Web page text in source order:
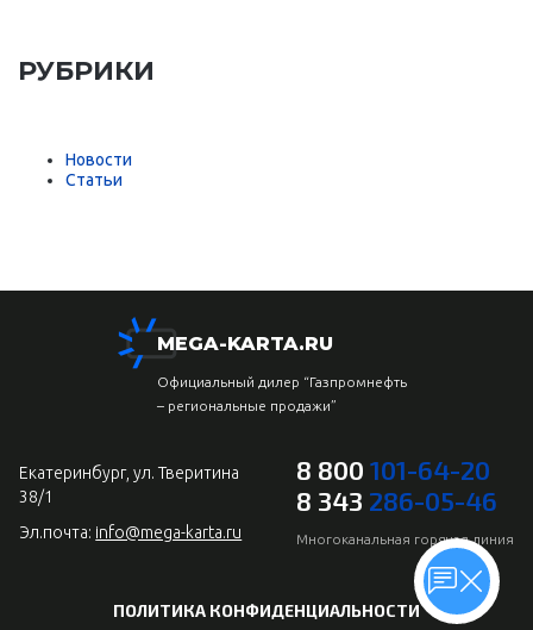
РУБРИКИ
Новости
Статьи
MEGA-KARTA.RU
Официальный дилер “Газпромнефть
– региональные продажи”
Екатеринбург, ул. Тверитина
38/1
Эл.почта: info@mega-karta.ru
8 800 101-64-20
8 343 286-05-46
Многоканальная горячая линия
ПОЛИТИКА КОНФИДЕНЦИАЛЬНОСТИ